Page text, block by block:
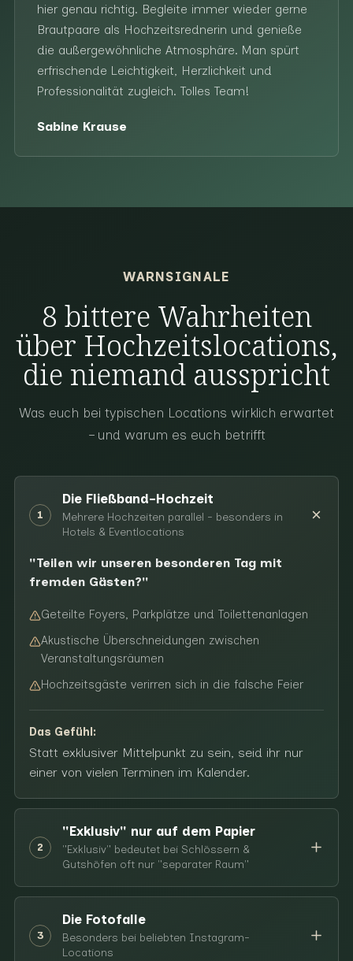
hier genau richtig. Begleite immer wieder gerne
Brautpaare als Hochzeitsrednerin und genieße
die außergewöhnliche Atmosphäre. Man spürt
erfrischende Leichtigkeit, Herzlichkeit und
Professionalität zugleich. Tolles Team!
Sabine Krause
WARNSIGNALE
8 bittere Wahrheiten
über Hochzeitslocations,
die niemand ausspricht
Was euch bei typischen Locations wirklich erwartet
– und warum es euch betrifft
1
Die Fließband-Hochzeit
Mehrere Hochzeiten parallel - besonders in
Hotels & Eventlocations
"Teilen wir unseren besonderen Tag mit
fremden Gästen?"
Geteilte Foyers, Parkplätze und Toilettenanlagen
Akustische Überschneidungen zwischen
Veranstaltungsräumen
Hochzeitsgäste verirren sich in die falsche Feier
Das Gefühl:
Statt exklusiver Mittelpunkt zu sein, seid ihr nur
einer von vielen Terminen im Kalender.
2
"Exklusiv" nur auf dem Papier
"Exklusiv" bedeutet bei Schlössern &
Gutshöfen oft nur "separater Raum"
3
Die Fotofalle
Besonders bei beliebten Instagram-
Locations